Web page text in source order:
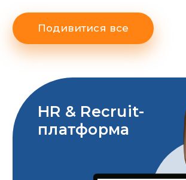
Подивитися все
HR & Recruit-
платформа